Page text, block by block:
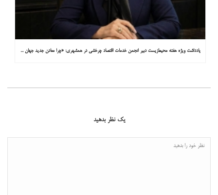
یادداشت ویژه هفته محیط‌زیست دبیر انجمن خدمات اقتصاد چرخشی در همشهری: «چرا معادن جدید جهان زیر زمین نیستند؟»
یک نظر بدهید